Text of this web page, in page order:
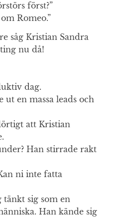
först?”
Romeo.”
såg Kristian Sandra
nu då!
dag.
ut en massa leads och
att Kristian
Han stirrade rakt
ni inte fatta
sig som en
Han kände sig